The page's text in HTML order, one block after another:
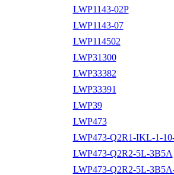
LWP1143-02P
LWP1143-07
LWP114502
LWP31300
LWP33382
LWP33391
LWP39
LWP473
LWP473-Q2R1-IKL-1-
LWP473-Q2R2-5L-3B5A
LWP473-Q2R2-5L-